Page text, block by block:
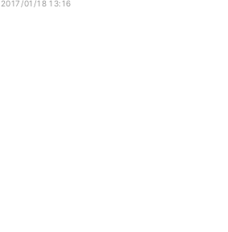
2017/01/18 13:16